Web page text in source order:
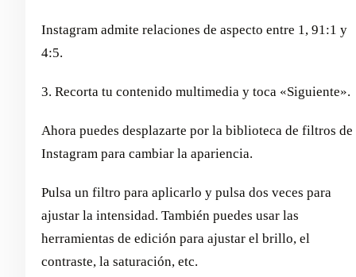
Instagram admite relaciones de aspecto entre 1, 91:1 y
4:5.
3. Recorta tu contenido multimedia y toca «Siguiente».
Ahora puedes desplazarte por la biblioteca de filtros de
Instagram para cambiar la apariencia.
Pulsa un filtro para aplicarlo y pulsa dos veces para
ajustar la intensidad. También puedes usar las
herramientas de edición para ajustar el brillo, el
contraste, la saturación, etc.